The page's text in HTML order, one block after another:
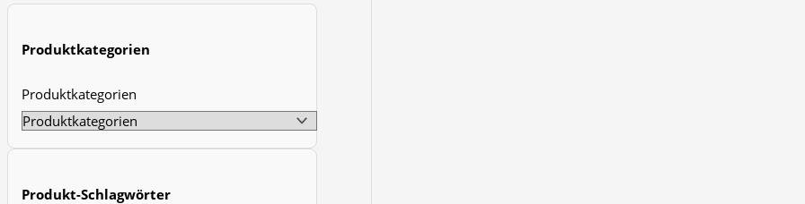
s
Produktkategorien
Produktkategorien
Produkt-Schlagwörter